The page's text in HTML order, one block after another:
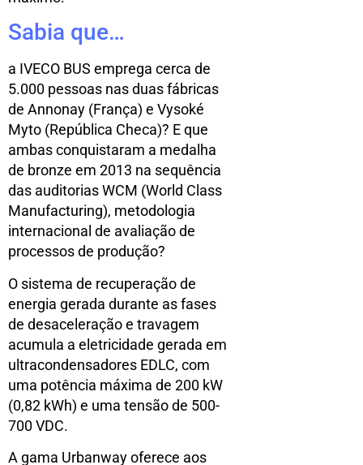
Sabia que…
a IVECO BUS emprega cerca de
5.000 pessoas nas duas fábricas
de Annonay (França) e Vysoké
Myto (República Checa)? E que
ambas conquistaram a medalha
de bronze em 2013 na sequência
das auditorias WCM (World Class
Manufacturing), metodologia
internacional de avaliação de
processos de produção?
O sistema de recuperação de
energia gerada durante as fases
de desaceleração e travagem
acumula a eletricidade gerada em
ultracondensadores EDLC, com
uma potência máxima de 200 kW
(0,82 kWh) e uma tensão de 500-
700 VDC.
A gama Urbanway oferece aos